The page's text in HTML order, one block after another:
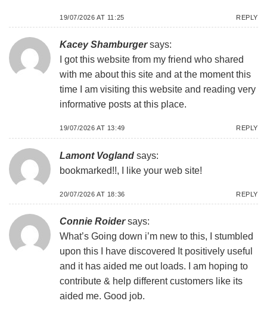
19/07/2026 AT 11:25 REPLY
Kacey Shamburger says:
I got this website from my friend who shared
with me about this site and at the moment this
time I am visiting this website and reading very
informative posts at this place.
19/07/2026 AT 13:49 REPLY
Lamont Vogland says:
bookmarked!!, I like your web site!
20/07/2026 AT 18:36 REPLY
Connie Roider says:
What’s Going down i’m new to this, I stumbled
upon this I have discovered It positively useful
and it has aided me out loads. I am hoping to
contribute & help different customers like its
aided me. Good job.